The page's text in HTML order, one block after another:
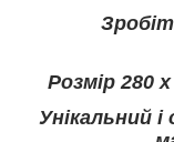
Розмір 280
Унікальний